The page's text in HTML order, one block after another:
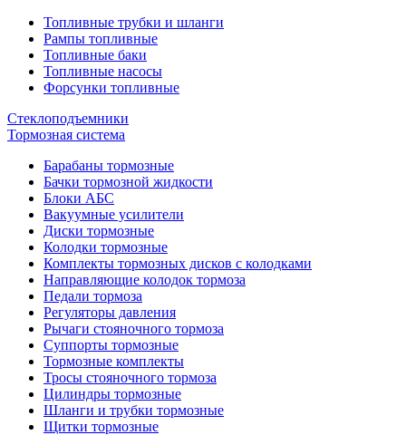
Топливные трубки и шланги
Рампы топливные
Топливные баки
Топливные насосы
Форсунки топливные
Стеклоподъемники
Тормозная система
Барабаны тормозные
Бачки тормозной жидкости
Блоки АБС
Вакуумные усилители
Диски тормозные
Колодки тормозные
Комплекты тормозных дисков с колодками
Направляющие колодок тормоза
Педали тормоза
Регуляторы давления
Рычаги стояночного тормоза
Суппорты тормозные
Тормозные комплекты
Тросы стояночного тормоза
Цилиндры тормозные
Шланги и трубки тормозные
Щитки тормозные